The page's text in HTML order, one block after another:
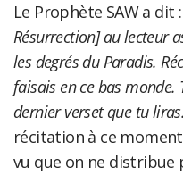
Le Prophète SAW a dit
Résurrection] au lecteur
les degrés du Paradis.
faisais en ce bas monde.
dernier verset que tu
récitation à ce
vu que on ne distribue